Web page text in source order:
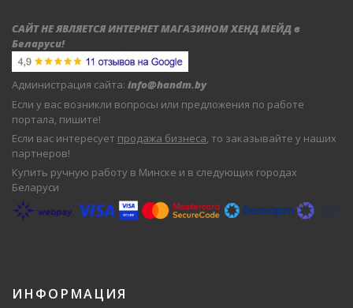
САЙТ НЕ ЯВЛЯЕТСЯ ИНТЕРНЕТ МАГАЗИНОМ ХЕНД МЕЙД в
Беларуси!
Администрация сайта: info@handm.by
Если у вас возникли вопросы или предложения по работе
портала, пишите!
Если вас интересует продажа бизнеса, то заказывайте у наших
партнеров!
Купить ручную работу в Минске и в следующих городах
Беларуси
ИНФОРМАЦИЯ